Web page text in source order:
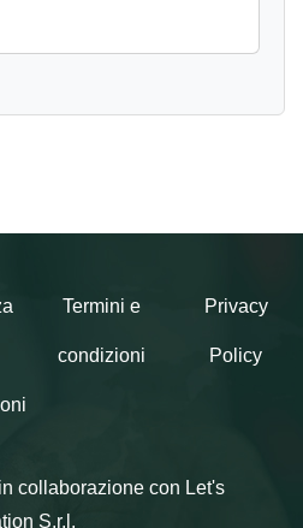
Termini e
condizioni
Privacy
Policy
collaborazione con Let's
S.r.l.